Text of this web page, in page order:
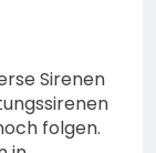
Sirenen
folgen.